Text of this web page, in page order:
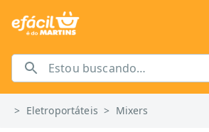
> Eletroportáteis > Mixers